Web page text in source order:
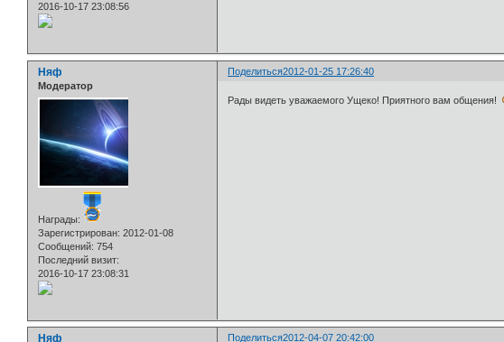
2016-10-17 23:08:56
Поделиться2012-01-25 17:26:40
Няф
Модератор
Награды:
Зарегистрирован: 2012-01-08
Сообщений: 754
Последний визит:
2016-10-17 23:08:31
Рады видеть уважаемого Ущеко! Приятного вам общения!
Поделиться2012-04-07 20:42:00
Няф